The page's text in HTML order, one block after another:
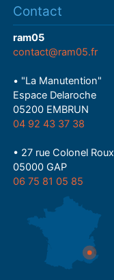
Contact
ram05
contact@ram05.fr
• "La Manutention"
Espace Delaroche
05200 EMBRUN
04 92 43 37 38
• 27 rue Colonel Roux
05000 GAP
06 75 81 05 85